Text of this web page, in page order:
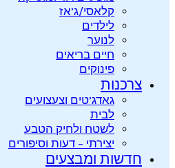
קלאסי/ג’אז
לילדים
לנוער
חיים בריאים
פינוקים
צרכנות
גאדג’טים וצעצועים
לבית
לשטח ולחיק הטבע
יצירתי – דעות וסיפורים
חדשות ומבצעים